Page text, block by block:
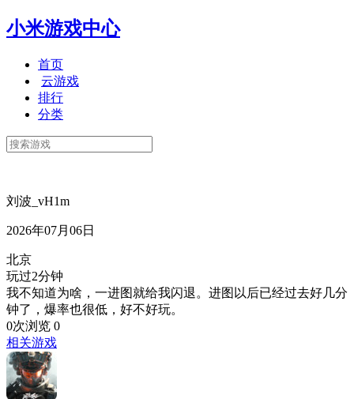
小米游戏中心
首页
云游戏
排行
分类
刘波_vH1m
2026年07月06日
北京
玩过2分钟
我不知道为啥，一进图就给我闪退。进图以后已经过去好几分
钟了，爆率也很低，好不好玩。
0次浏览 0
相关游戏